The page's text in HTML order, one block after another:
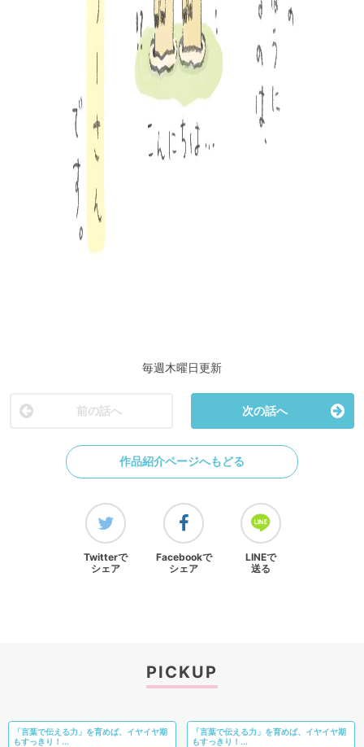
毎週木曜日更新
前の話へ 次の話へ
作品紹介ページへもどる
Twitterで
シェア
Facebookで
シェア
LINEで
送る
PICKUP
「言葉で伝える力」を育めば、イヤイヤ期
もすっきり！...
「言葉で伝える力」を育めば、イヤイヤ期
もすっきり！...